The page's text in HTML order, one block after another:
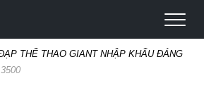
THỂ THAO GIANT NHẬP KHẨU ĐÁNG
3500